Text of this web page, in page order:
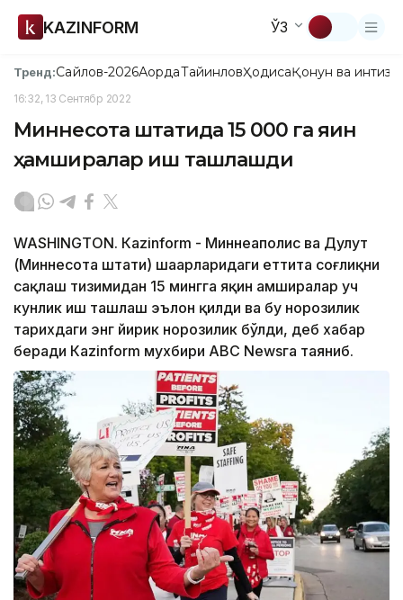
KAZINFORM ЎЗ
Тренд:Сайлов-2026АқордаТайинловҲодисаҚонун ва
16:32, 13 Сентябр 2022
Миннесота штатида 15 000 га яқин
ҳамширалар иш ташлашди
WASHINGTON. Кazinform - Миннеаполис ва Дулут
(Миннесота штати) шаҳарларидаги еттита соғлиқни
сақлаш тизимидан 15 мингга яқин ҳамширалар уч
кунлик иш ташлаш эълон қилди ва бу норозилик
тарихдаги энг йирик норозилик бўлди, деб хабар
беради Кazinform мухбири АBC Newsга таяниб.